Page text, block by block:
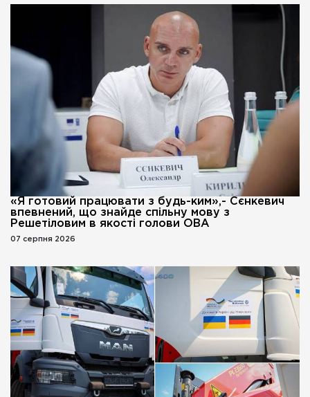
«Я готовий працювати з будь-ким»,- Сєнкевич
впевнений, що знайде спільну мову з
Решетіловим в якості голови ОВА
07 серпня 2026